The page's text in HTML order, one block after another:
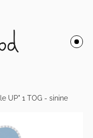
UP" 1 TOG - sinine